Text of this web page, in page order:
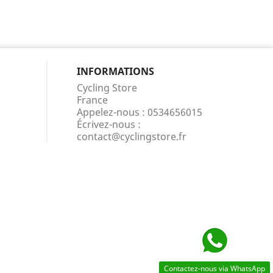
INFORMATIONS
Cycling Store
France
Appelez-nous : 0534656015
Écrivez-nous :
contact@cyclingstore.fr
Contactez-nous via WhatsApp